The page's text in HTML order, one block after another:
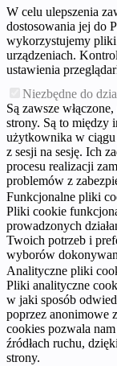
W celu ulepszenia
dostosowania jej do
wykorzystujemy pliki
urządzeniach.
ustawienia
Niezbędne do
Są zawsze
strony. Są to między
użytkownika w
z sesji na sesję. Ich
procesu realizacji
problemów z
Funkcjonalne pliki
Pliki cookie
prowadzonych
Twoich potrzeb i
wyborów
Analityczne pliki
Pliki analityczne
w jaki sposób
poprzez anonimowe
cookies pozwala
źródłach ruchu,
strony.